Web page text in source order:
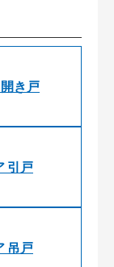
き戸
引戸
吊戸